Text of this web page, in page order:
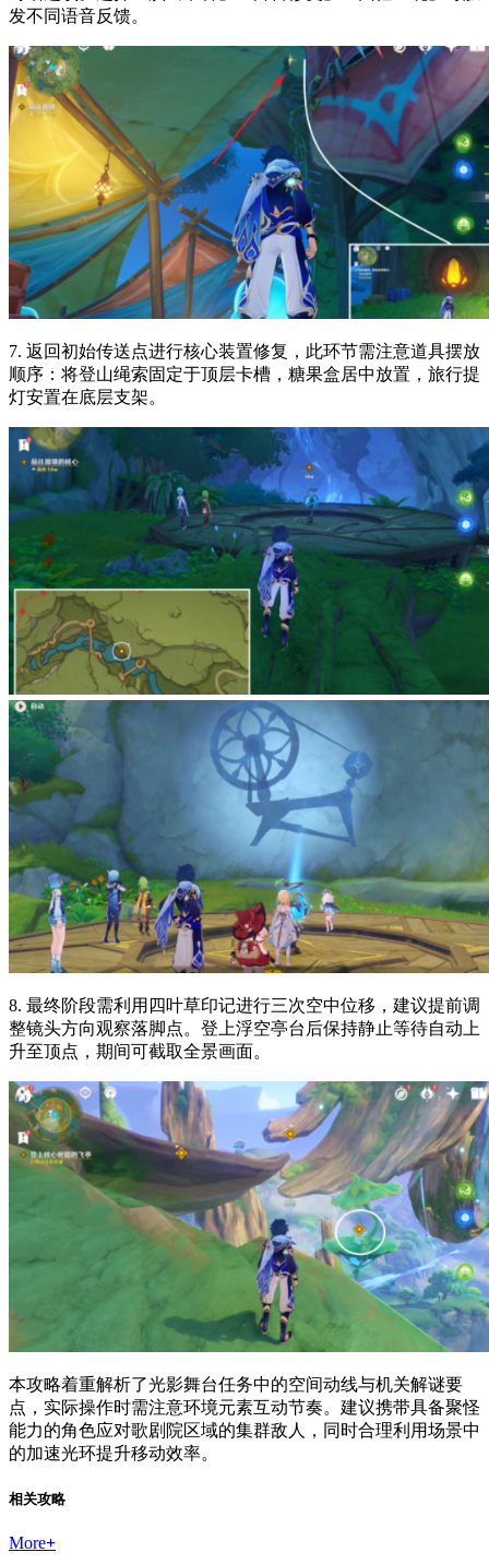
发不同语音反馈。
7. 返回初始传送点进行核心装置修复，此环节需注意道具摆放
顺序：将登山绳索固定于顶层卡槽，糖果盒居中放置，旅行提
灯安置在底层支架。
8. 最终阶段需利用四叶草印记进行三次空中位移，建议提前调
整镜头方向观察落脚点。登上浮空亭台后保持静止等待自动上
升至顶点，期间可截取全景画面。
本攻略着重解析了光影舞台任务中的空间动线与机关解谜要
点，实际操作时需注意环境元素互动节奏。建议携带具备聚怪
能力的角色应对歌剧院区域的集群敌人，同时合理利用场景中
的加速光环提升移动效率。
相关攻略
More+